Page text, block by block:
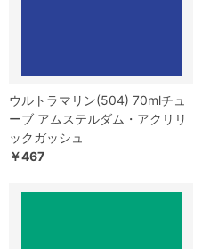
ウルトラマリン(504) 70mlチュ
ーブ アムステルダム・アクリリ
ックガッシュ
￥467